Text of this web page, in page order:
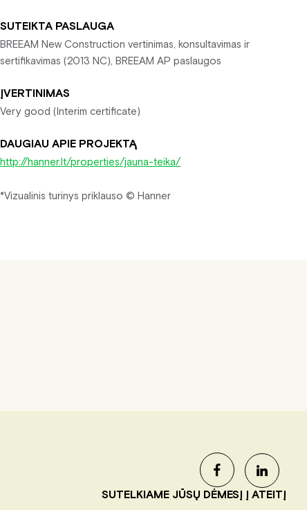
SUTEIKTA PASLAUGA
BREEAM New Construction vertinimas, konsultavimas ir
sertifikavimas (2013 NC), BREEAM AP paslaugos
ĮVERTINIMAS
Very good (Interim certificate)
DAUGIAU APIE PROJEKTĄ
http://hanner.lt/properties/jauna-teika/
*Vizualinis turinys priklauso © Hanner
SUTELKIAME JŪSŲ DĖMESĮ Į ATEITĮ